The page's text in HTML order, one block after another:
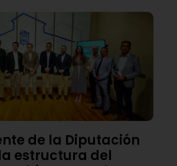
de la Diputación
estructura del